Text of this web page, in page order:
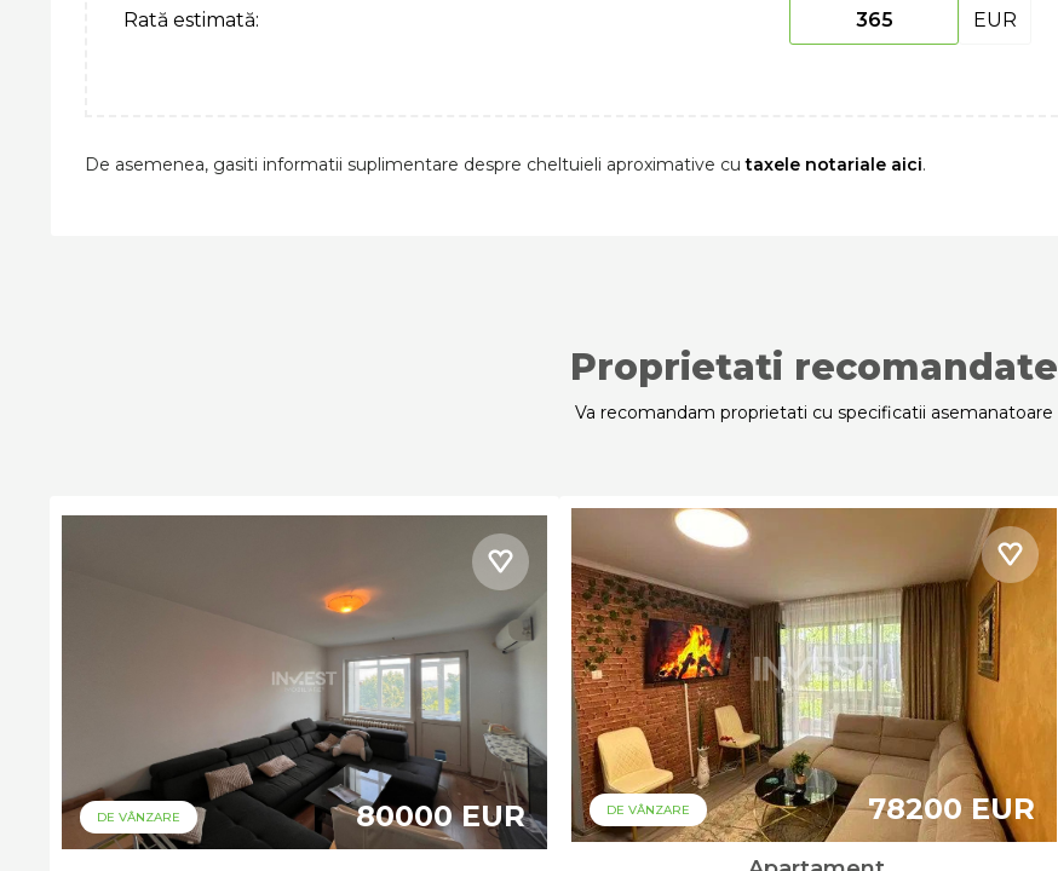
Rată estimată: EUR
De asemenea, gasiti informatii suplimentare despre cheltuieli aproximative cutaxele notariale aici.
Proprietati recomandate
Va recomandam proprietati cu specificatii asemanatoare
DE VÂNZARE 80000 EUR DE VÂNZARE 78200 EUR